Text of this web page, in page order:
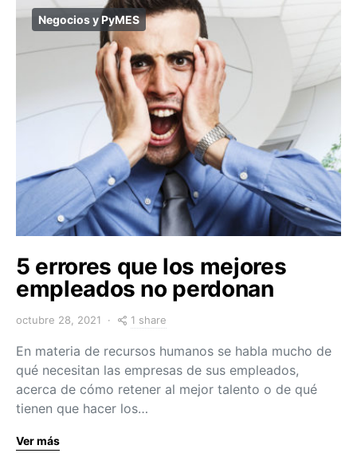
Negocios y PyMES
5 errores que los mejores
empleados no perdonan
octubre 28, 2021 1 share
En materia de recursos humanos se habla mucho de
qué necesitan las empresas de sus empleados,
acerca de cómo retener al mejor talento o de qué
tienen que hacer los…
Ver más